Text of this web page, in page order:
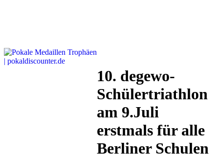
10. degewo-
Schülertriathlon
am 9.Juli
erstmals für alle
Berliner Schulen